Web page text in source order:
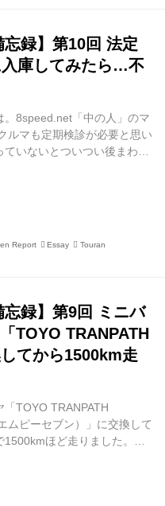
るブースは見応え満載でし
「O...
忘録】第10回 法定
庫してみたら…不
。8speed.net「中の人」のマ
ルマも定期検診が必要と思い
ていないとついつい後まわし
ゃダメだと分かってはいる
）。 我が備忘録号、少し前
「オイルサービスと整備点
示されたこともあり、
リギリまで動かない（動けな
ィルター交換を行いました。
新幹線が運転を見合わせ...
Report Essay Touran
忘録】第9回 ミニバ
TOYO TRANPATH
てから1500km走
「TOYO TRANPATH
ムピーセブン）」に交換して
ほど走りました。そ
ャラクターが体にも馴染ん
1500kmの割合は、高速道路
いったところ。天候でいう